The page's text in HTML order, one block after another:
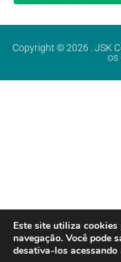
Copyright © 2026 . JSK
os
Este site utiliza
navegação. Você pode
desativa-los acessando